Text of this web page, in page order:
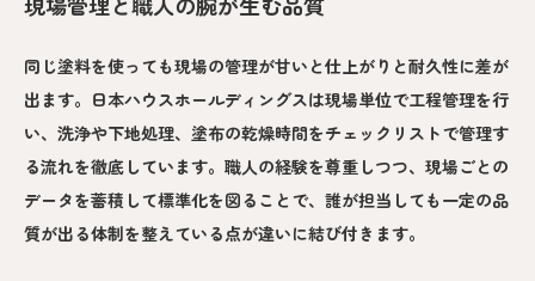
同じ塗料を使っても現場の管理が甘いと仕上がりと耐久性に差が
出ます。日本ハウスホールディングスは現場単位で工程管理を行
い、洗浄や下地処理、塗布の乾燥時間をチェックリストで管理す
る流れを徹底しています。職人の経験を尊重しつつ、現場ごとの
データを蓄積して標準化を図ることで、誰が担当しても一定の品
質が出る体制を整えている点が違いに結び付きます。